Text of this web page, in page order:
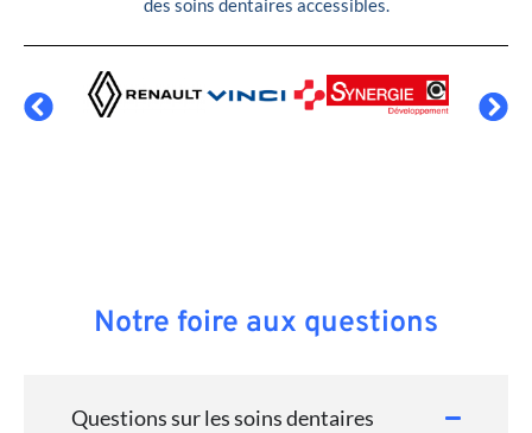
Notre foire aux questions
Questions sur les soins dentaires